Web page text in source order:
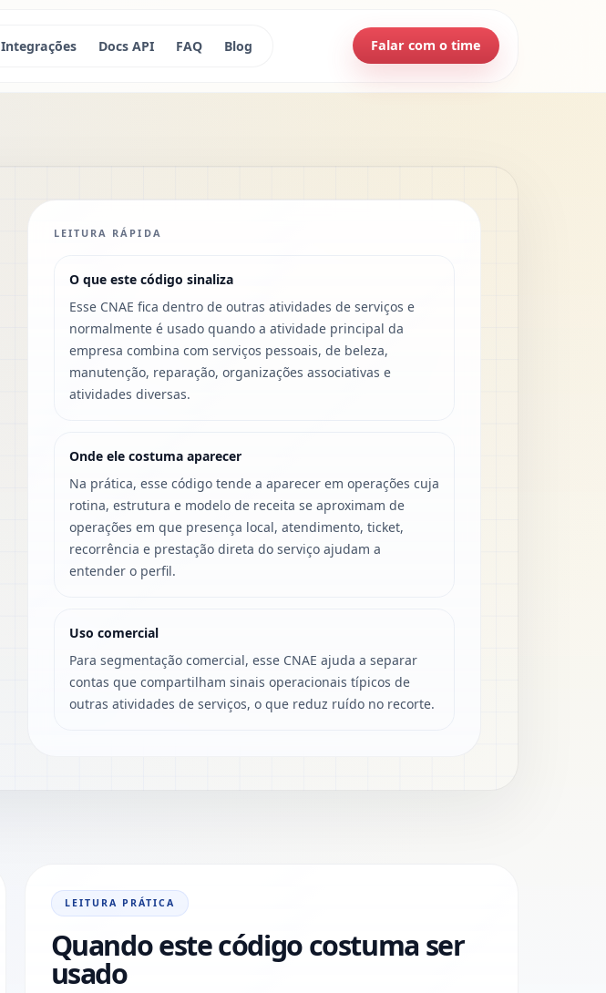
Integrações Docs API FAQ Blog Falar com o time
LEITURA RÁPIDA
O que este código sinaliza
Esse CNAE fica dentro de outras atividades de serviços e
normalmente é usado quando a atividade principal da
empresa combina com serviços pessoais, de beleza,
manutenção, reparação, organizações associativas e
atividades diversas.
Onde ele costuma aparecer
Na prática, esse código tende a aparecer em operações cuja
rotina, estrutura e modelo de receita se aproximam de
operações em que presença local, atendimento, ticket,
recorrência e prestação direta do serviço ajudam a
entender o perfil.
Uso comercial
Para segmentação comercial, esse CNAE ajuda a separar
contas que compartilham sinais operacionais típicos de
outras atividades de serviços, o que reduz ruído no recorte.
LEITURA PRÁTICA
Quando este código costuma ser
usado